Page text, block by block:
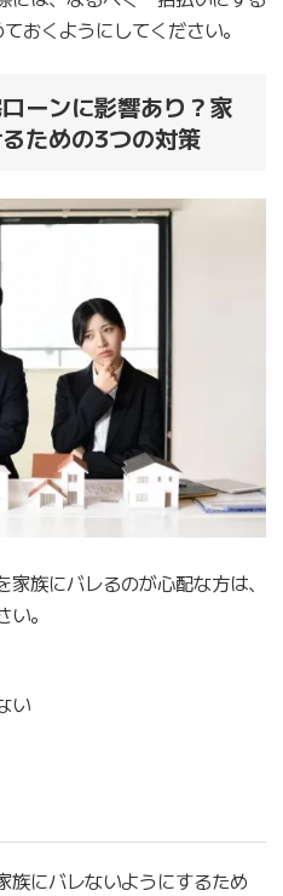
おくようにしてください。
ーンに影響あり？家
ための3つの対策
族にバレるのが心配な方は、
。
い
族にバレないようにするため